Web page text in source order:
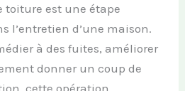
toiture est une étape
l’entretien d’une maison.
à des fuites, améliorer
donner un coup de
cette opération